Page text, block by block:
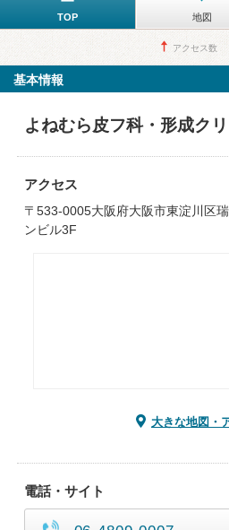
TOP 地図
アクセス数
基本情報
よねむら皮フ科・形成ク
アクセス
〒533-0005大阪府大阪市東淀川区
ンビル3F
大きな地図・
電話・サイト